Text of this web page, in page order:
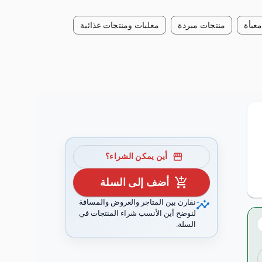
منتجات مبردة معلبات ومنتجات غذائية
storefront أين يمكن الشراء؟
add_shopping_cart أضف إلى السلة
insightsنقارن بين المتاجر والعروض والمسافة
لنوضح أين الأنسب شراء المنتجات في
السلة.